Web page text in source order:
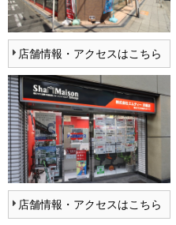
店舗情報・アクセスはこちら
店舗情報・アクセスはこちら